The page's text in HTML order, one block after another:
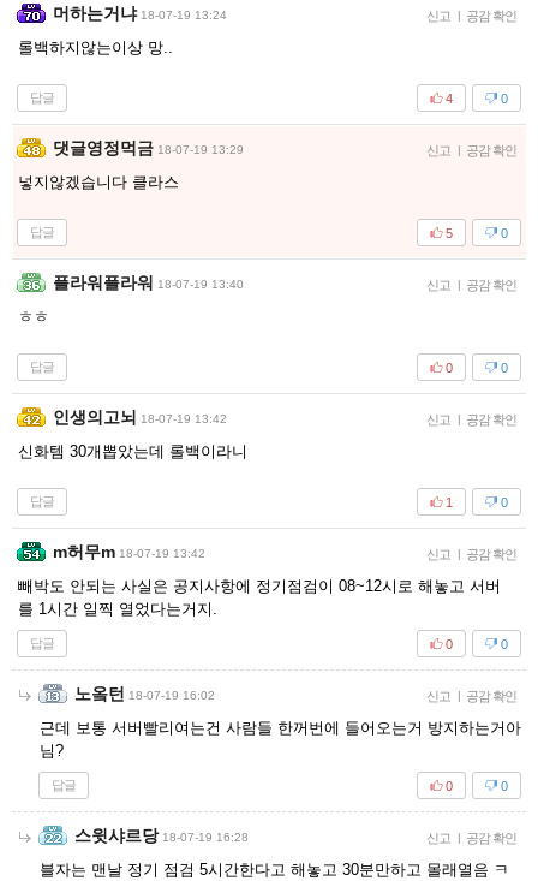
머하는거냐 18-07-19 13:24 신고 | 공감 확인
롤백하지않는이상 망..
답글 0
4
댓글영정먹금 18-07-19 13:29 신고 | 공감 확인
넣지않겠습니다 클라스
답글 0
5
플라워플라워 18-07-19 13:40 신고 | 공감 확인
ㅎㅎ
답글 0
0
인생의고뇌 18-07-19 13:42 신고 | 공감 확인
신화템 30개뽑았는데 롤백이라니
답글 0
1
m허무m 18-07-19 13:42 신고 | 공감 확인
빼박도 안되는 사실은 공지사항에 정기점검이 08~12시로 해놓고 서버
를 1시간 일찍 열었다는거지.
답글 0
0
노옼턴 18-07-19 16:02 신고 | 공감 확인
근데 보통 서버빨리여는건 사람들 한꺼번에 들어오는거 방지하는거아
님?
답글 0
0
스윗샤르당 18-07-19 16:28 신고 | 공감 확인
블자는 맨날 정기 점검 5시간한다고 해놓고 30분만하고 몰래열음 ㅋ